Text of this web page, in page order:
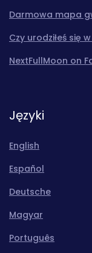
Darmowa mapa
Czy urodziłeś się
NextFullMoon on
Języki
English
Español
Deutsche
Magyar
Português